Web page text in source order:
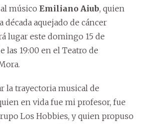
músico Emiliano Aiub, quien
década aquejado de cáncer
lugar este domingo 15 de
las 19:00 en el Teatro de
la trayectoria musical de
en vida fue mi profesor, fue
Los Hobbies, y quien propuso